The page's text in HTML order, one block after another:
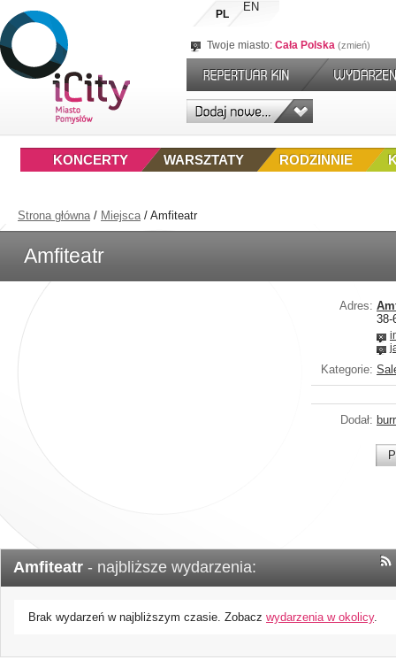
PL
EN
Twoje miasto: Cała Polska zmień
RODZINNIE
WARSZTATY
KONCERTY
Strona główna/ Miejsca/ Amfiteatr
Amfiteatr
Adres:
38-
Kategorie:
Dodał:
Amfiteatr - najbliższe wydarzenia:
Brak wydarzeń w najbliższym czasie. Zobacz wydarzenia w okolicy.